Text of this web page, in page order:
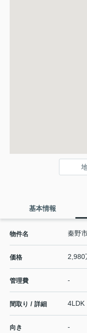
基本情報
物件名 秦野
価格 2,980
管理費 -
間取り / 詳細 4LDK
向き -